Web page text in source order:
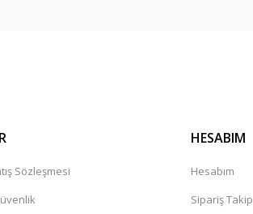
Sözleşmesi
HESABIM
Hesabım
Sipariş Takip